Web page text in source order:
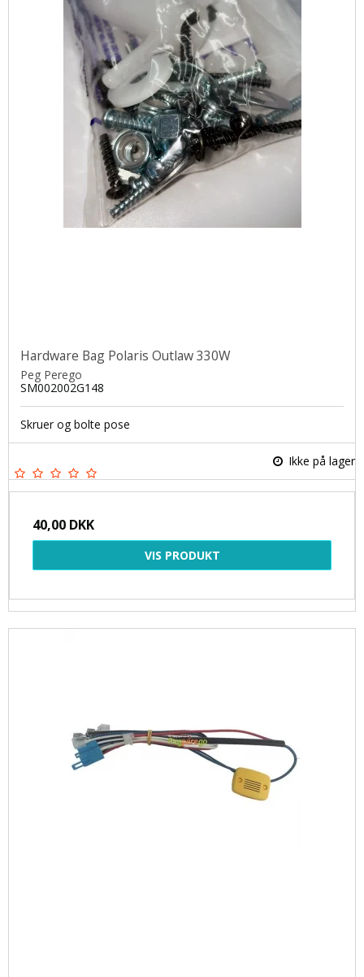
Hardware Bag Polaris Outlaw 330W
Peg Perego
SM002002G148
Skruer og bolte pose
Ikke på lager
40,00 DKK
VIS PRODUKT